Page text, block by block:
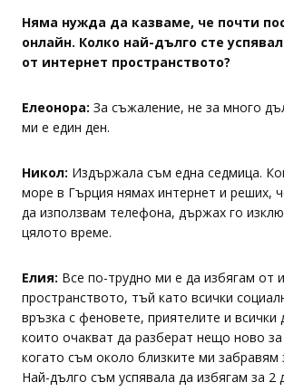
Няма нужда да казваме, че почти
онлайн. Колко най-дълго сте
от интернет пространството?
Елеонора: За съжаление, не за много
ми е един ден.
Никол: Издържала съм една седмица.
море в Гърция нямах интернет и реших,
да използвам телефона, държах го
цялото време.
Елия: Все по-трудно ми е да избягам от
пространството, тъй като всички
връзка с феновете, приятелите и всички
които очакват да разберат нещо ново
когато съм около близките ми забравям
Най-дълго съм успявала да избягам за 2